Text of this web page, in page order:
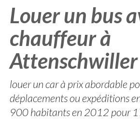
Louer un bus
chauffeur à
Attenschwiller
louer un car à prix abordable
déplacements ou expéditions
900 habitants en 2012 pour